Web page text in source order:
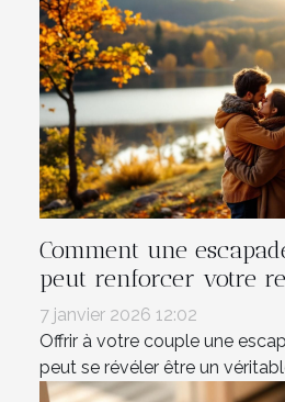
Comment une
peut renforcer votre
7 janvier 2026 12:02
Offrir à votre couple une
peut se révéler être un